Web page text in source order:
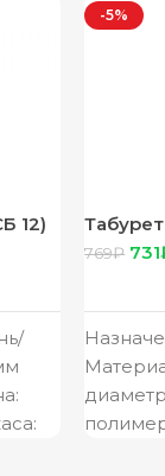
12)
-5%
легкий
769₽ 731